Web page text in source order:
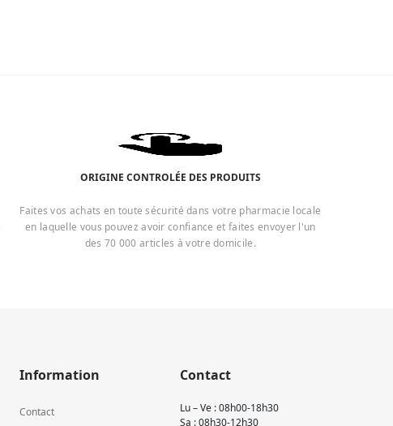
ORIGINE CONTROLÉE DES PRODUITS
Faites vos achats en toute sécurité dans votre pharmacie locale
en laquelle vous pouvez avoir confiance et faites envoyer l'un
des 70 000 articles à votre domicile.
Information
Contact
Contact
Lu – Ve : 08h00-18h30
Sa : 08h30-12h30